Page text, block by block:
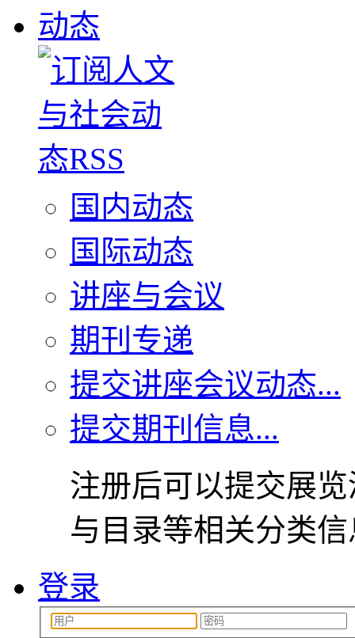
动态
国内动态
国际动态
讲座与会议
期刊专递
提交讲座会议动态...
提交期刊信息...
注册后可以提交展
与目录等相关分类
登录